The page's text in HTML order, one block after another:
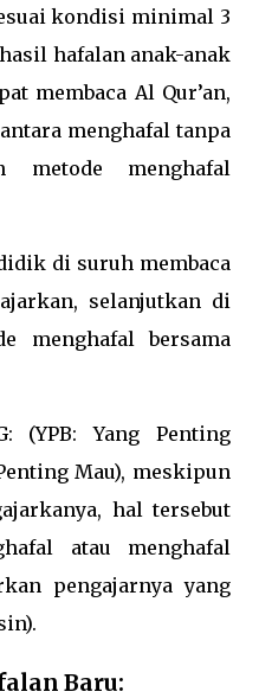
kondisi minimal 3
hafalan anak-anak
membaca Al Qur’an,
menghafal tanpa
metode menghafal
di suruh membaca
selanjutkan di
menghafal bersama
(YPB: Yang Penting
Mau), meskipun
hal tersebut
atau menghafal
pengajarnya yang
Baru: